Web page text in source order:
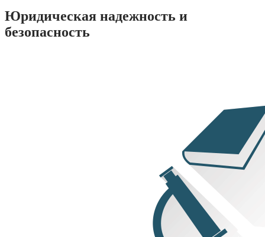
Юридическая надежность и
безопасность